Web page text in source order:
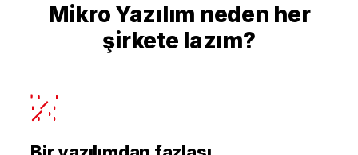
Mikro Yazılım neden her
şirkete lazım?